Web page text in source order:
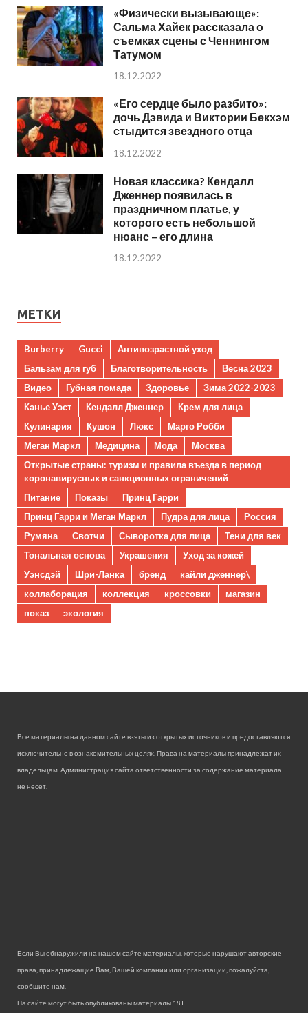
«Физически вызывающе»:
Сальма Хайек рассказала о
съемках сцены с Ченнингом
Татумом
18.12.2022
«Его сердце было разбито»:
дочь Дэвида и Виктории Бекхэм
стыдится звездного отца
18.12.2022
Новая классика? Кендалл
Дженнер появилась в
праздничном платье, у
которого есть небольшой
нюанс – его длина
18.12.2022
МЕТКИ
Burberry Gucci
Антивозрастной уход
Бальзам для губ
Благотворительность
Весна 2023
Видео
Губная помада Здоровье
Зима 2022-2023
Канье Уэст
Кендалл Дженнер
Крем для лица
Кулинария
Кушон Люкс
Марго Робби
Меган Маркл
Медицина Мода
Москва
Открытые страны: туризм и правила въезда в период
коронавирусных и санкционных ограничений
Питание
Показы
Принц Гарри
Принц Гарри и Меган Маркл
Пудра для лица
Россия
Румяна
Свотчи Сыворотка для лица
Тени для век
Тональная основа
Украшения
Уход за кожей
Уэнсдэй
Шри-Ланка бренд
кайли дженнер\
коллаборация
коллекция кроссовки
магазин
показ
экология
Все материалы на данном сайте взяты из открытых источников и предоставляются
исключительно в ознакомительных целях. Права на материалы принадлежат их
владельцам. Администрация сайта ответственности за содержание материала
не несет.
Если Вы обнаружили на нашем сайте материалы, которые нарушают авторские
права, принадлежащие Вам, Вашей компании или организации, пожалуйста,
сообщите нам.
На сайте могут быть опубликованы материалы 18+!